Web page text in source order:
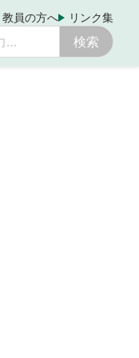
教員の方へ リンク集